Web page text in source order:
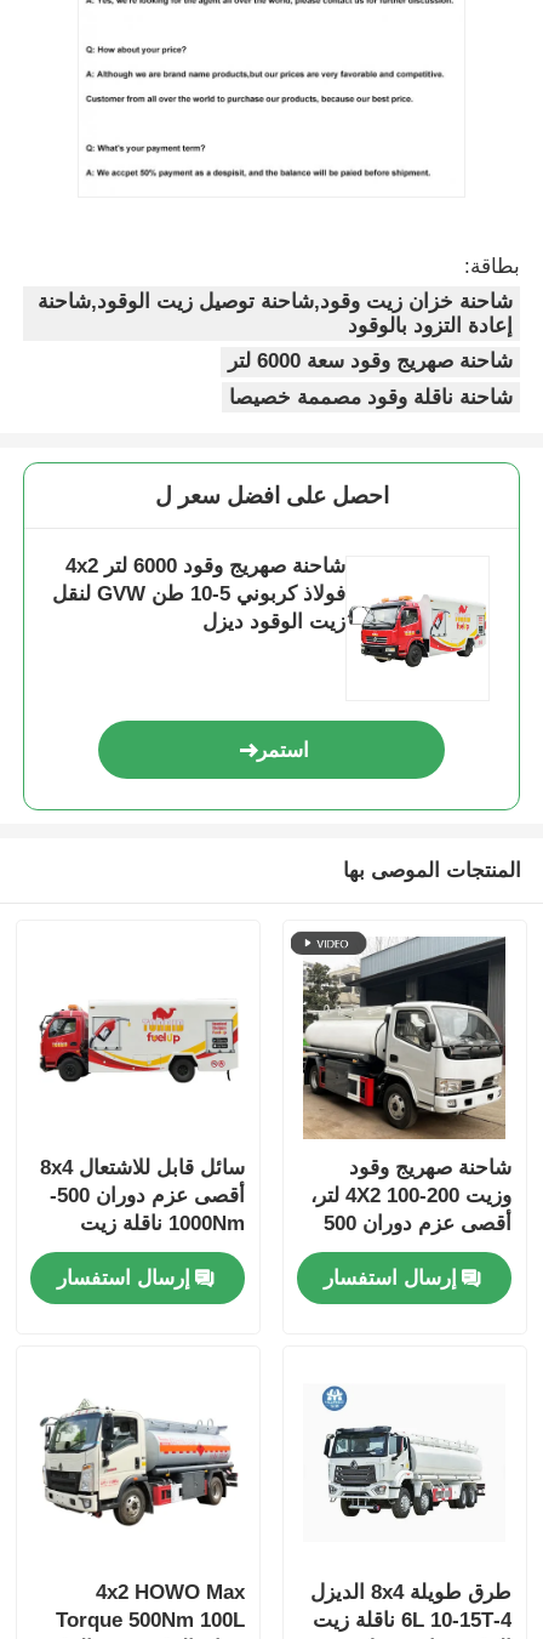
بطاقة:
شاحنة خزان زيت وقود,شاحنة توصيل زيت الوقود,شاحنة
إعادة التزود بالوقود
شاحنة صهريج وقود سعة 6000 لتر
شاحنة ناقلة وقود مصممة خصيصا
احصل على افضل سعر ل
شاحنة صهريج وقود 6000 لتر 4x2
فولاذ كربوني 5-10 طن GVW لنقل
زيت الوقود ديزل
استمر
المنتجات الموصى بها
شاحنة صهريج وقود
وزيت 4X2 100-200 لتر،
أقصى عزم دوران 500
نيوتن متر، 4-6 لتر، 5-10
طن
إرسال استفسار
سائل قابل للاشتعال 8x4
أقصى عزم دوران 500-
1000Nm ناقلة زيت
الوقود شاحنة نقل مركبة
إرسال استفسار
طرق طويلة 8x4 الديزل
4-6L 10-15T ناقلة زيت
4x2 HOWO Max
Torque 500Nm 100L